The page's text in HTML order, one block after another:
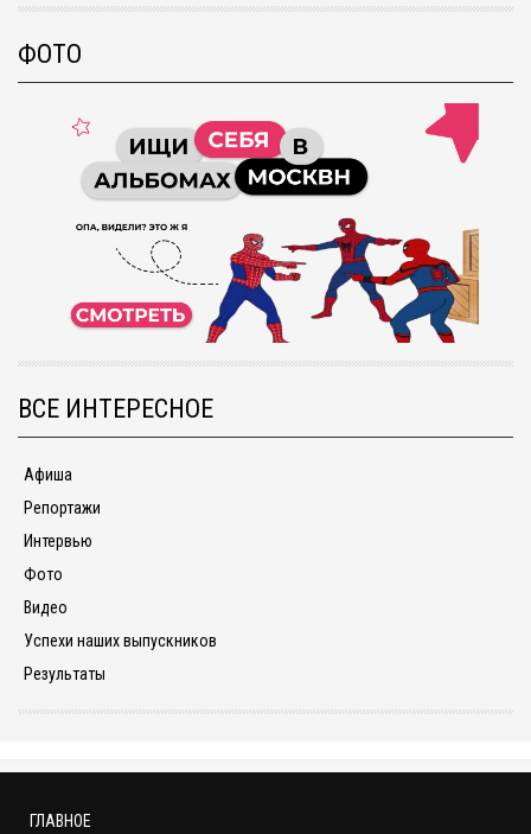
ФОТО
ВСЕ ИНТЕРЕСНОЕ
Афиша
Репортажи
Интервью
Фото
Видео
Успехи наших выпускников
Результаты
ГЛАВНОЕ